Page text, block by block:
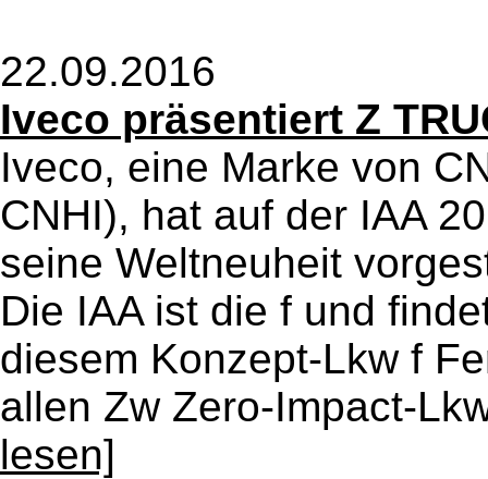
22.09.2016
Iveco präsentiert Z
Iveco, eine Marke von
CNHI), hat auf der IAA
seine Weltneuheit
Die IAA ist die f und
diesem Konzept-Lkw f
allen Zw Zero-Impact-
lesen]